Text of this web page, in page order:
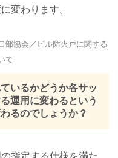
変わります。
部協会／ビル防火戸に関する
て
いるかどうか各サッ
運用に変わるという
るのでしょうか？
指定する仕様を満た